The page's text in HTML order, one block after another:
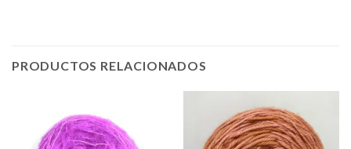
PRODUCTOS RELACIONADOS